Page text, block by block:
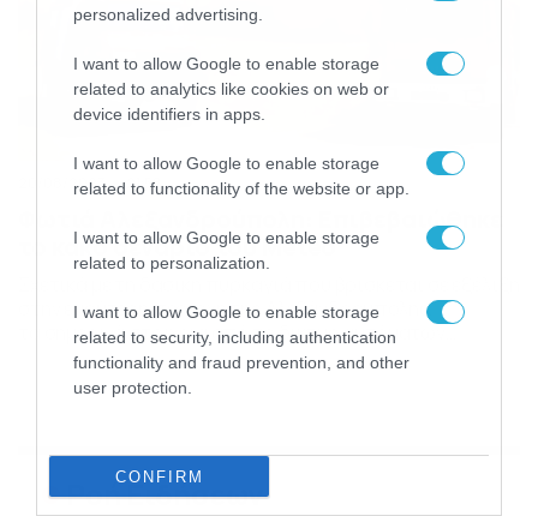
personalized advertising.
I want to allow Google to enable storage
related to analytics like cookies on web or
device identifiers in apps.
I want to allow Google to enable storage
related to functionality of the website or app.
I want to allow Google to enable storage
related to personalization.
I want to allow Google to enable storage
related to security, including authentication
functionality and fraud prevention, and other
user protection.
CONFIRM
20/08/2023 21:58
Φωτιά Αλεξανδρούπολη: Επιβεβαιώθηκε
το κακό σενάριο του Meteo
στην ευρύτερη περιοχή της Αλεξάνδρουπολης,
τα σημερινά στοιχεία από το δίκτυο αυτόματων
μετεωρολογικών σταθμών της μονάδας ΜΕΤΕΟ του
Εθνικού Αστεροσκοπείου Αθηνών (ΕΑΑ) επιβεβαιώνουν
τη χθεσινή πρόγνωση, με την εκτιμώμενη ένταση της
στο ανώτατο επίπεδο επικινδυνότητας για το νομό
Έβρου αλλά και 2 ακόμα νομούς (κόκκινο χρώμα, Εικόνα
1). Εικόνα 1. Εκτιμώμενη θερμική ένταση […]
Ροή Ειδήσεων